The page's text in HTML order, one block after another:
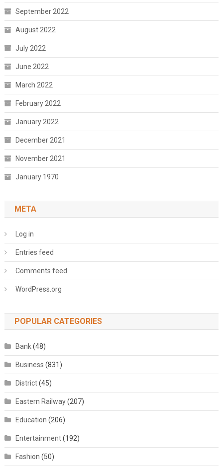
September 2022
August 2022
July 2022
June 2022
March 2022
February 2022
January 2022
December 2021
November 2021
January 1970
META
Log in
Entries feed
Comments feed
WordPress.org
POPULAR CATEGORIES
Bank(48)
Business (831)
District(45)
Eastern Railway(207)
Education (206)
Entertainment(192)
Fashion (50)